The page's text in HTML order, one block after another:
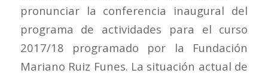
pronunciar la conferencia inaugural del
programa de actividades para el curso
2017/18 programado por la Fundación
Mariano Ruiz Funes. La situación actual de